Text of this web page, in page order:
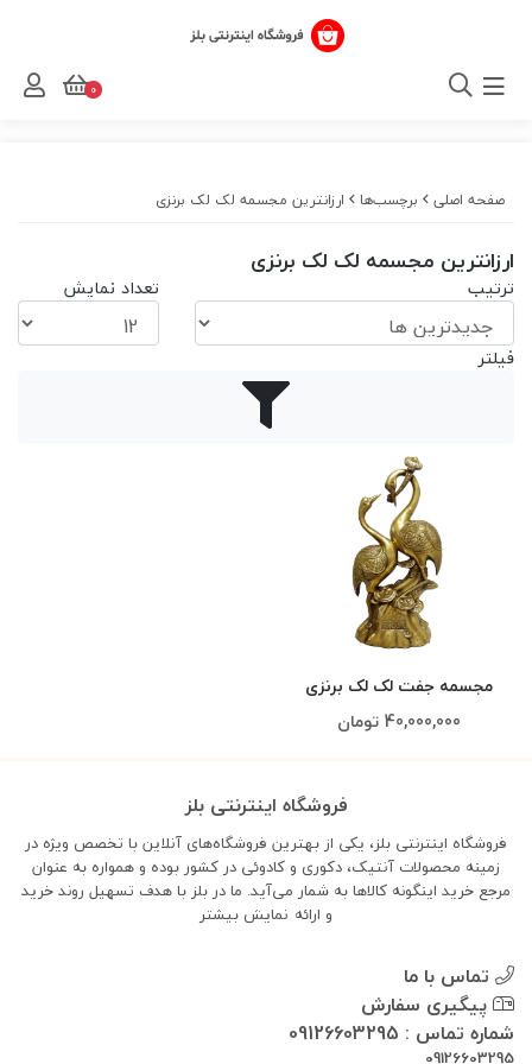
صفحه اصلی برچسب‌ها ارزانترین مجسمه لک لک برنزی
ارزانترین مجسمه لک لک برنزی
ترتیب تعداد نمایش
فیلتر
مجسمه جفت لک لک برنزی
40,000,000 تومان
فروشگاه اینترنتی بلز
فروشگاه اینترنتی بلز، یکی از بهترین فروشگاه‌های آنلاین با تخصص ویژه در
زمینه محصولات آنتیک، دکوری و کادوئی در کشور بوده و همواره به عنوان
مرجع خرید اینگونه کالاها به شمار می‌آید. ما در بلز با هدف تسهیل روند خرید
و ارائه نمایش بیشتر
تماس با ما
پیگیری سفارش
شماره تماس : 09126603295
09126603295
0